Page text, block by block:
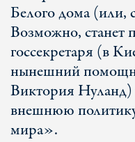
Белого дома (или,
Возможно, станет
госсекретаря (в
нынешний
Виктория Нуланд)
внешнюю
мира».